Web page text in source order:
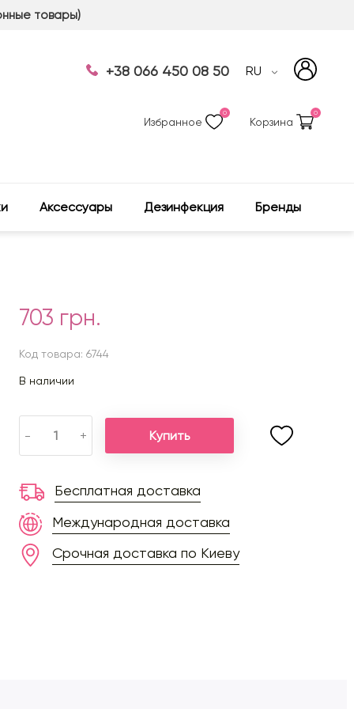
товары)
+38 066 450 08 50 RU
Избранное
0
Корзина
0
Аксессуары Дезинфекция Бренды
703 грн.
Код товара: 6744
В наличии
- + Купить
Бесплатная доставка
Международная доставка
Срочная доставка по Киеву